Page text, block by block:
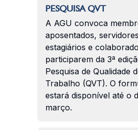
PESQUISA QVT
A AGU convoca
aposentados,
estagiários e
participarem da 3ª
Pesquisa de Qualidade
Trabalho (QVT). O
estará disponível até o
março.